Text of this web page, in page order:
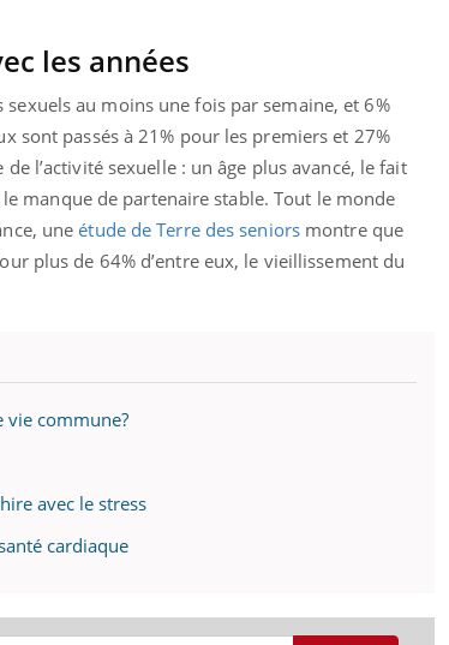
les années
au moins une fois par semaine, et 6%
sont passés à 21% pour les premiers et 27%
l’activité sexuelle : un âge plus avancé, le fait
manque de partenaire stable. Tout le monde
uneétude de Terre des seniorsmontre que
plus de 64% d’entre eux, le vieillissement du
vie commune?
avec le stress
cardiaque
le bien
de la
Youtube
Eczéma chronique des mains : au
quotidien (3/3) Youtube
Dans cette vidéo, le Dr Inès Zaraa,
dermatologue à Paris, vous explique
comment protéger vos mains au quotidien
et éviter les ...